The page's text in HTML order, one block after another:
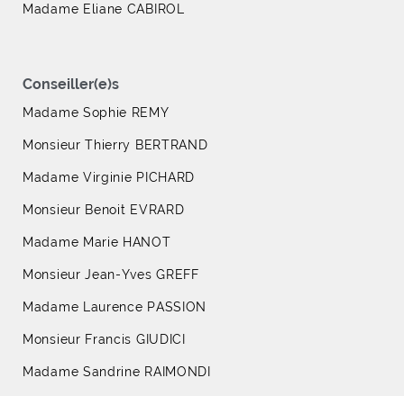
Madame Eliane CABIROL
Conseiller(e)s
Madame Sophie REMY
Monsieur Thierry BERTRAND
Madame Virginie PICHARD
Monsieur Benoit EVRARD
Madame Marie HANOT
Monsieur Jean-Yves GREFF
Madame Laurence PASSION
Monsieur Francis GIUDICI
Madame Sandrine RAIMONDI